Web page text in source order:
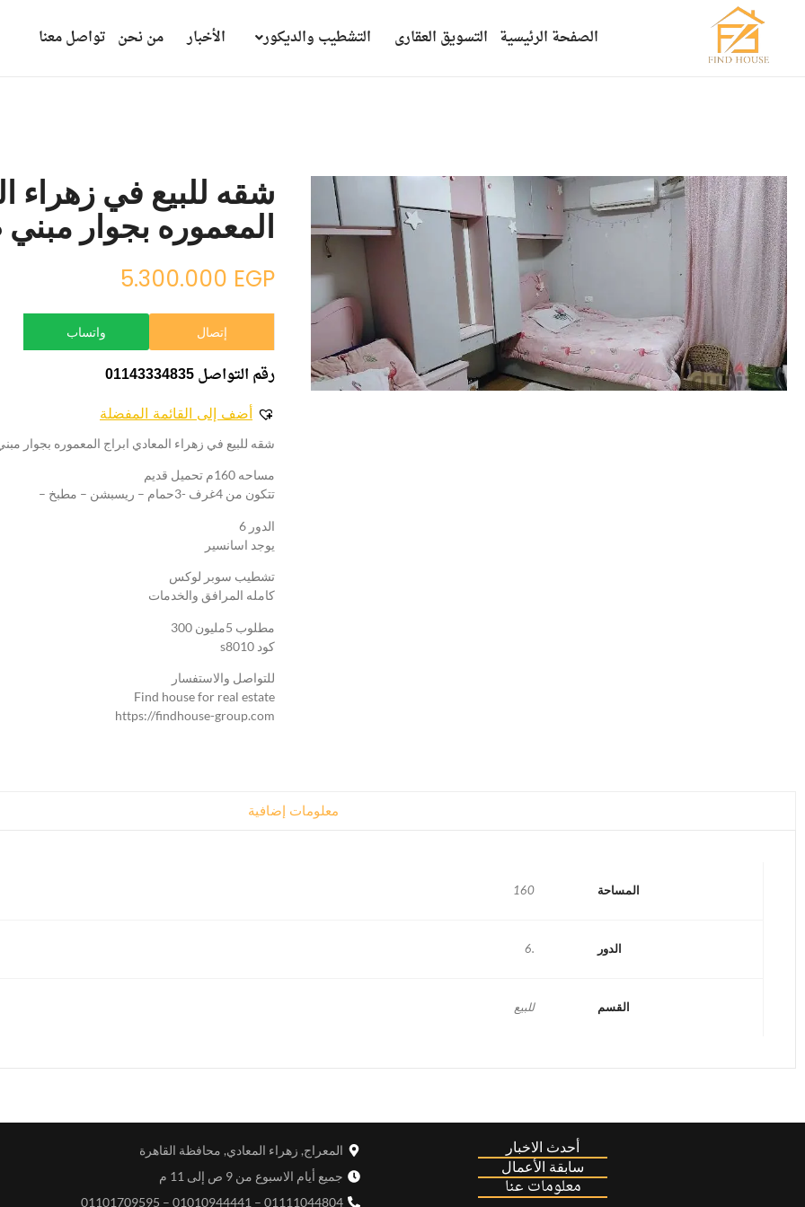
الصفحة الرئيسية التسويق العقارى التشطيب والديكور الأخبار من نحن تواصل معنا
شقه للبيع في زهراء
المعموره بجوار
5.300.000 EGP
إتصال واتساب
رقم التواصل 01143334835
أضف إلى القائمة المفضلة
شقه للبيع في زهراء المعادي ابراج المعموره بجوار
مساحه 160م تحميل قديم
تتكون من 4غرف -3حمام – ريسبشن – مطبخ –
الدور 6
يوجد اسانسير
تشطيب سوبر لوكس
كامله المرافق والخدمات
مطلوب 5مليون 300
كود s8010
للتواصل والاستفسار
Find house for real estate
https://findhouse-group.com
معلومات إضافية
المساحة 160
الدور .6
القسم للبيع
أحدث الاخبار
سابقة الأعمال
معلومات عنا
المعراج, زهراء المعادي, محافظة القاهرة
جميع أيام الاسبوع من 9 ص إلى 11 م
01111044804 – 01010944441 – 01101709595